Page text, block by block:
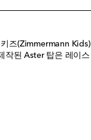
즈(Zimmermann Kids)
작된 Aster 탑은 레이스